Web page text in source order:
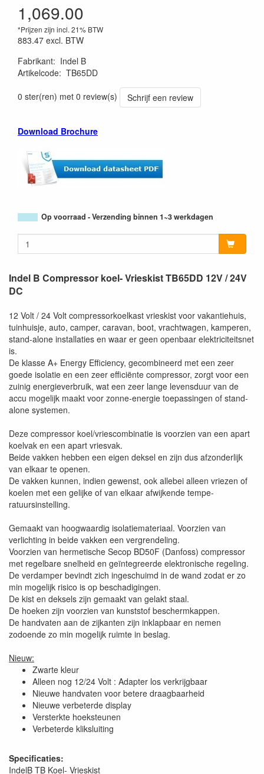
1,069.00
*Prijzen zijn incl. 21% BTW
883.47 excl. BTW
Fabrikant: Indel B
Artikelcode: TB65DD
0 ster(ren) met 0 review(s)
Schrijf een review
Download Brochure
Op voorraad - Verzending binnen 1~3 werkdagen
Indel B Compressor koel- Vrieskist TB65DD 12V / 24V
DC
12 Volt / 24 Volt compressorkoelkast vrieskist voor vakantiehuis,
tuinhuisje, auto, camper, caravan, boot, vrachtwagen, kamperen,
stand-alone installaties en waar er geen openbaar elektriciteitsnet
is.
De klasse A+ Energy Efficiency, gecombineerd met een zeer
goede isolatie en een zeer efficiënte compressor, zorgt voor een
zuinig energieverbruik, wat een zeer lange levensduur van de
accu mogelijk maakt voor zonne-energie toepassingen of stand-
alone systemen.
Deze compressor koel/vriescombinatie is voorzien van een apart
koelvak en een apart vriesvak.
Beide vakken hebben een eigen deksel en zijn dus afzonderlijk
van elkaar te openen.
De vakken kunnen, indien gewenst, ook allebei alleen vriezen of
koelen met een gelijke of van elkaar afwijkende tempe-
ratuursinstelling.
Gemaakt van hoogwaardig isolatiemateriaal. Voorzien van
verlichting in beide vakken een vergrendeling.
Voorzien van hermetische Secop BD50F (Danfoss) compressor
met regelbare snelheid en geïntegreerde elektronische regeling.
De verdamper bevindt zich ingeschuimd in de wand zodat er zo
min mogelijk risico is op beschadigingen.
De kist en deksels zijn gemaakt van gelakt staal.
De hoeken zijn voorzien van kunststof beschermkappen.
De handvaten aan de zijkanten zijn inklapbaar en nemen
zodoende zo min mogelijk ruimte in beslag.
Nieuw:
Zwarte kleur
Alleen nog 12/24 Volt : Adapter los verkrijgbaar
Nieuwe handvaten voor betere draagbaarheid
Nieuwe verbeterde display
Versterkte hoeksteunen
Verbeterde kliksluiting
Specificaties:
IndelB TB Koel- Vrieskist